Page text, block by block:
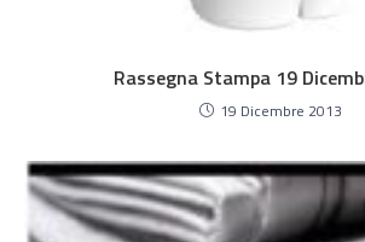
Rassegna Stampa 19
19 Dicembre 2013